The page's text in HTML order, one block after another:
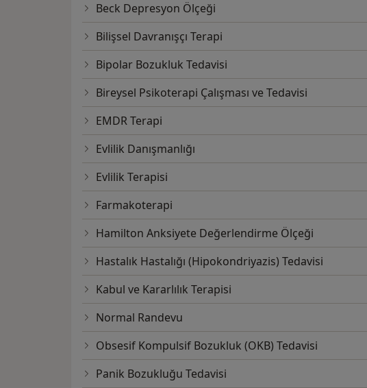
Beck Depresyon Ölçeği
Bilişsel Davranışçı Terapi
Bipolar Bozukluk Tedavisi
Bireysel Psikoterapi Çalışması ve Tedavisi
EMDR Terapi
Evlilik Danışmanlığı
Evlilik Terapisi
Farmakoterapi
Hamilton Anksiyete Değerlendirme Ölçeği
Hastalık Hastalığı (Hipokondriyazis) Tedavisi
Kabul ve Kararlılık Terapisi
Normal Randevu
Obsesif Kompulsif Bozukluk (OKB) Tedavisi
Panik Bozukluğu Tedavisi